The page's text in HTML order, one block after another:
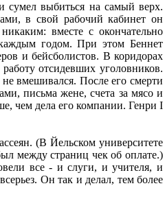
сумел выбиться на самый верх.
в свой рабочий кабинет он
вместе с окончательно
годом. При этом Беннет
и бейсболистов. В коридорах
отсидевших уголовников.
вмешивался. После его смерти
письма жене, счета за мясо и
чем дела его компании. Генри I
(В Йельском университете
между страниц чек об оплате.)
все - и слуги, и учителя, и
Он так и делал, тем более